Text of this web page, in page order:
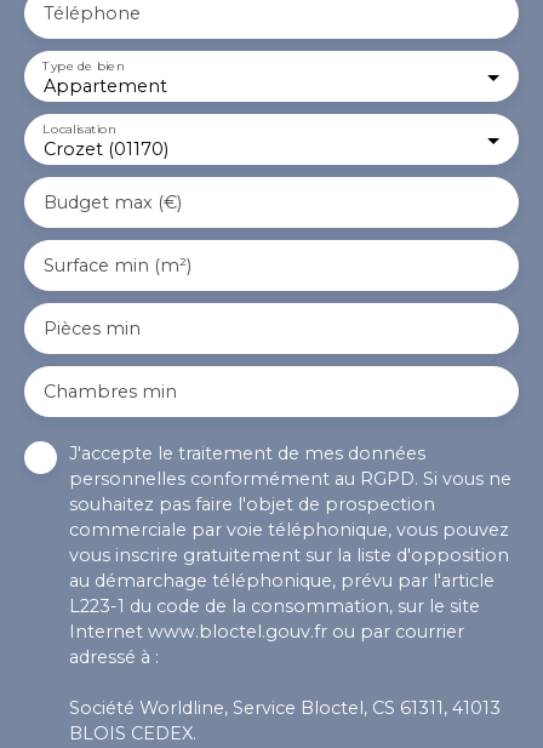
Téléphone
Appartement
Type de bien
Crozet (01170)
Localisation
Budget max (€)
Surface min (m²)
Pièces min
Chambres min
J'accepte le traitement de mes données
personnelles conformément au RGPD. Si vous ne
souhaitez pas faire l'objet de prospection
commerciale par voie téléphonique, vous pouvez
vous inscrire gratuitement sur la liste d'opposition
au démarchage téléphonique, prévu par l'article
L223-1 du code de la consommation, sur le site
Internet www.bloctel.gouv.fr ou par courrier
adressé à :
Société Worldline, Service Bloctel, CS 61311, 41013
BLOIS CEDEX.